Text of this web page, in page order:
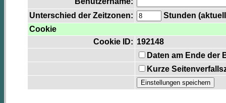
Unterschied der Zeitzonen:
Stunden
Cookie
Cookie ID: 192148
Daten am Ende der
Kurze